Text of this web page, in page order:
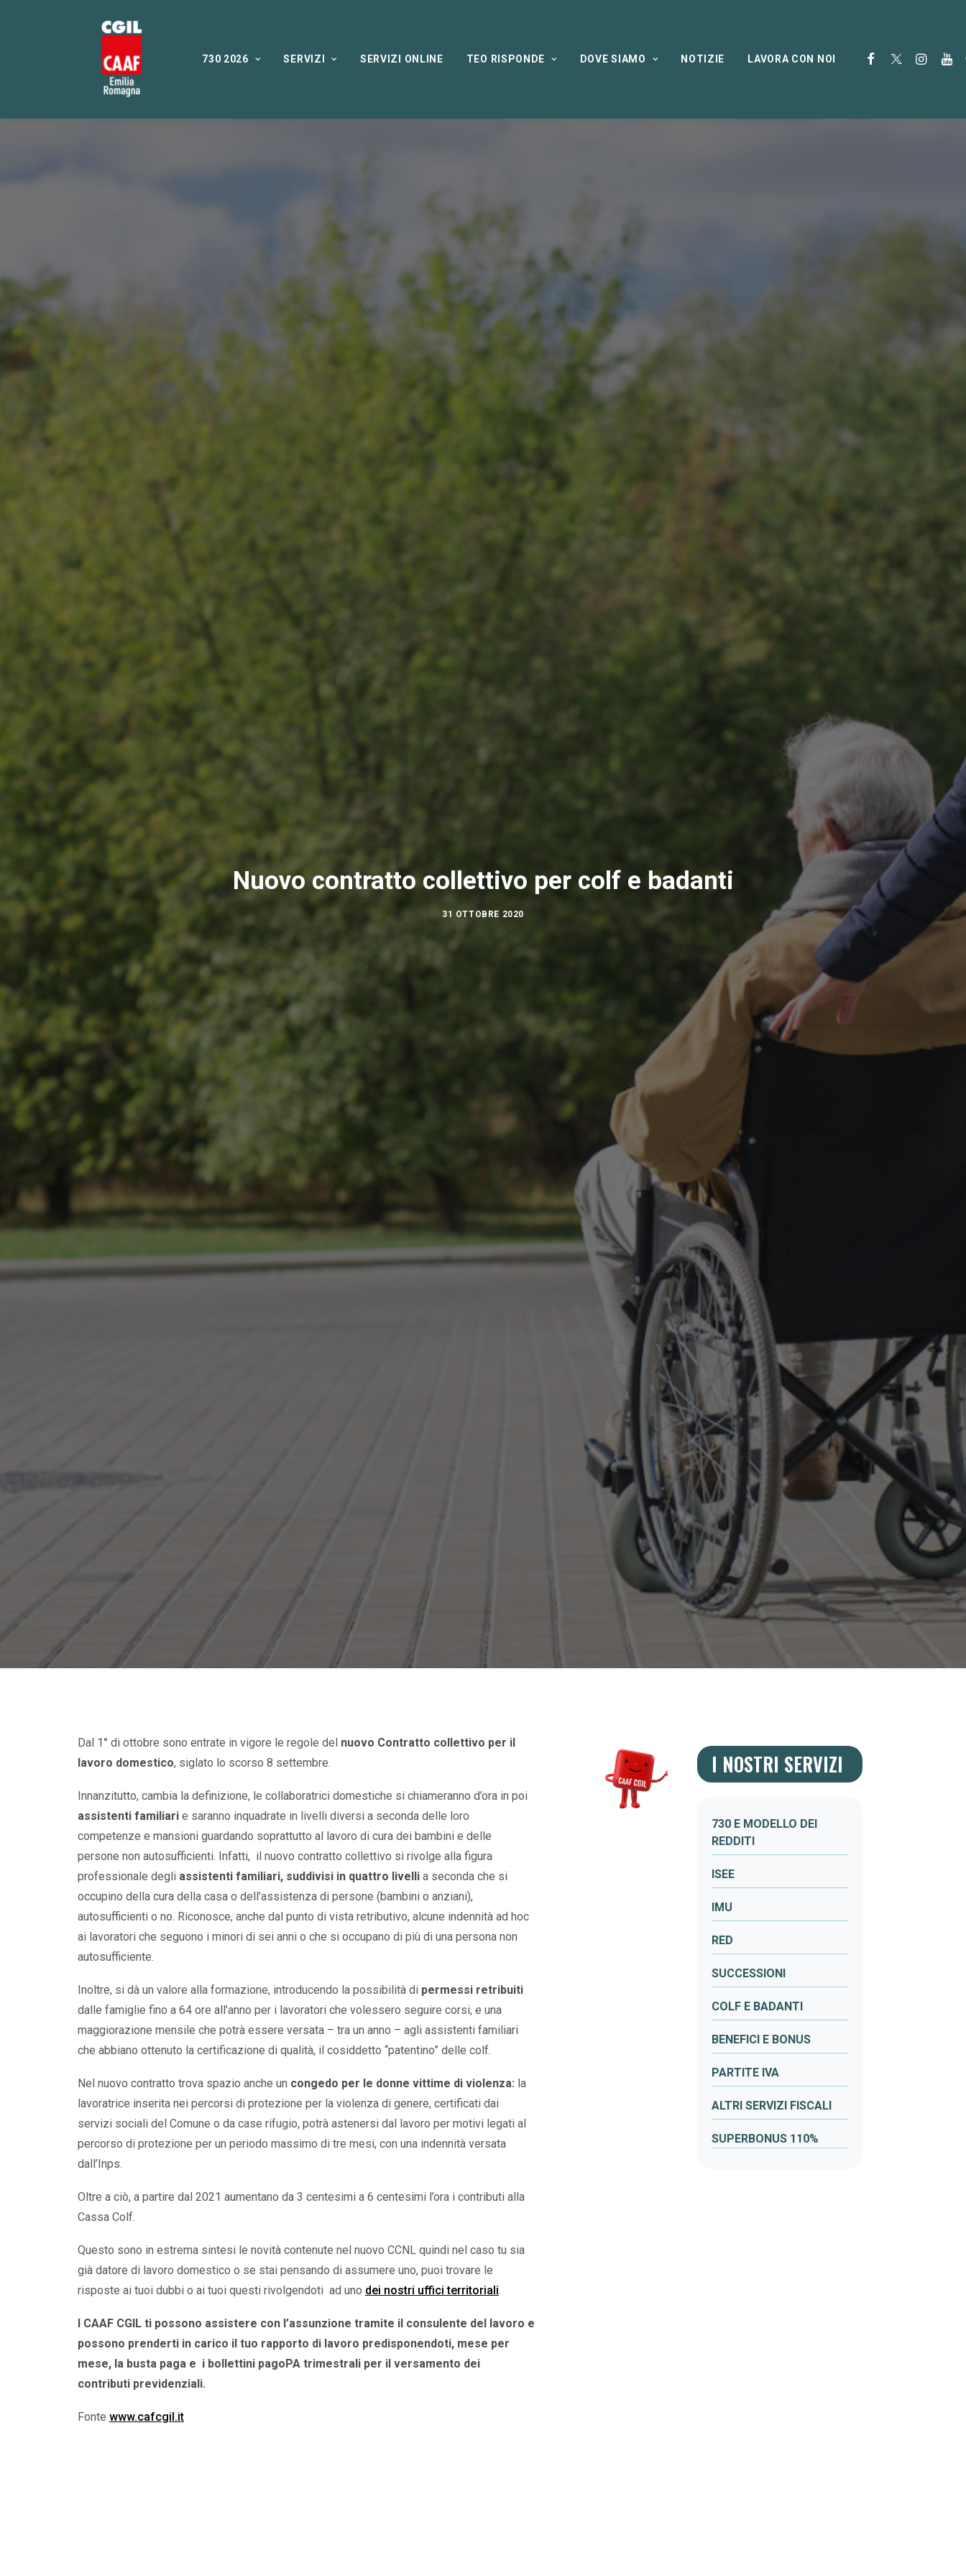
730 2026 SERVIZI SERVIZI ONLINE TEO RISPONDE DOVE SIAMO NOTIZIE LAVORA CON NOI
Nuovo contratto collettivo per colf e badanti
31 OTTOBRE 2020
Dal 1° di ottobre sono entrate in vigore le regole del nuovo Contratto collettivo per il
lavoro domestico, siglato lo scorso 8 settembre.
Innanzitutto, cambia la definizione, le collaboratrici domestiche si chiameranno d’ora in poi
assistenti familiari e saranno inquadrate in livelli diversi a seconda delle loro
competenze e mansioni guardando soprattutto al lavoro di cura dei bambini e delle
persone non autosufficienti. Infatti, il nuovo contratto collettivo si rivolge alla figura
professionale degli assistenti familiari, suddivisi in quattro livelli a seconda che si
occupino della cura della casa o dell’assistenza di persone (bambini o anziani),
autosufficienti o no. Riconosce, anche dal punto di vista retributivo, alcune indennità ad hoc
ai lavoratori che seguono i minori di sei anni o che si occupano di più di una persona non
autosufficiente.
Inoltre, si dà un valore alla formazione, introducendo la possibilità di permessi retribuiti
dalle famiglie fino a 64 ore all’anno per i lavoratori che volessero seguire corsi, e una
maggiorazione mensile che potrà essere versata – tra un anno – agli assistenti familiari
che abbiano ottenuto la certificazione di qualità, il cosiddetto “patentino” delle colf.
Nel nuovo contratto trova spazio anche un congedo per le donne vittime di violenza: la
lavoratrice inserita nei percorsi di protezione per la violenza di genere, certificati dai
servizi sociali del Comune o da case rifugio, potrà astenersi dal lavoro per motivi legati al
percorso di protezione per un periodo massimo di tre mesi, con una indennità versata
dall’Inps.
Oltre a ciò, a partire dal 2021 aumentano da 3 centesimi a 6 centesimi l’ora i contributi alla
Cassa Colf.
Questo sono in estrema sintesi le novità contenute nel nuovo CCNL quindi nel caso tu sia
già datore di lavoro domestico o se stai pensando di assumere uno, puoi trovare le
risposte ai tuoi dubbi o ai tuoi questi rivolgendoti ad uno dei nostri uffici territoriali.
I CAAF CGIL ti possono assistere con l’assunzione tramite il consulente del lavoro e
possono prenderti in carico il tuo rapporto di lavoro predisponendoti, mese per
mese, la busta paga e i bollettini pagoPA trimestrali per il versamento dei
contributi previdenziali.
Fonte www.cafcgil.it
I NOSTRI SERVIZI
730 E MODELLO DEI
REDDITI
ISEE
IMU
RED
SUCCESSIONI
COLF E BADANTI
BENEFICI E BONUS
PARTITE IVA
ALTRI SERVIZI FISCALI
SUPERBONUS 110%